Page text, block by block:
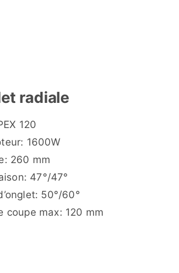
radiale
120
1600W
260 mm
47°/47°
50°/60°
coupe max: 120 mm